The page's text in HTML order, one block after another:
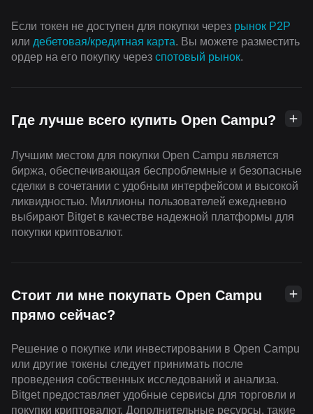
Если токен не доступен для покупки через рынок P2P
или дебетовая/кредитная карта. Вы можете разместить
ордер на его покупку через cпотовый рынок.
Где лучше всего купить Open Campu?
Лучшим местом для покупки Open Campu является
биржа, обеспечивающая беспроблемные и безопасные
сделки в сочетании с удобным интерфейсом и высокой
ликвидностью. Миллионы пользователей ежедневно
выбирают Bitget в качестве надежной платформы для
покупки криптовалют.
Стоит ли мне покупать Open Campu
прямо сейчас?
Решение о покупке или инвестировании в Open Campu
или другие токены следует принимать после
проведения собственных исследований и анализа.
Bitget предоставляет удобные сервисы для торговли и
покупки криптовалют. Дополнительные ресурсы, такие